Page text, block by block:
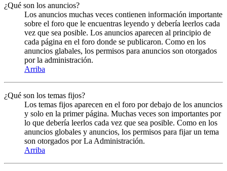
¿Qué son los anuncios?
Los anuncios muchas veces contienen información importante
sobre el foro que le encuentras leyendo y debería leerlos cada
vez que sea posible. Los anuncios aparecen al principio de
cada página en el foro donde se publicaron. Como en los
anuncios glabales, los permisos para anuncios son otorgados
por la administración.
Arriba
¿Qué son los temas fijos?
Los temas fijos aparecen en el foro por debajo de los anuncios
y solo en la primer página. Muchas veces son importantes por
lo que debería leerlos cada vez que sea posible. Como en los
anuncios globales y anuncios, los permisos para fijar un tema
son otorgados por La Administración.
Arriba